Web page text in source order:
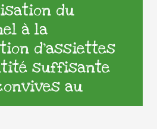
du
à la
d’assiettes
suffisante
au